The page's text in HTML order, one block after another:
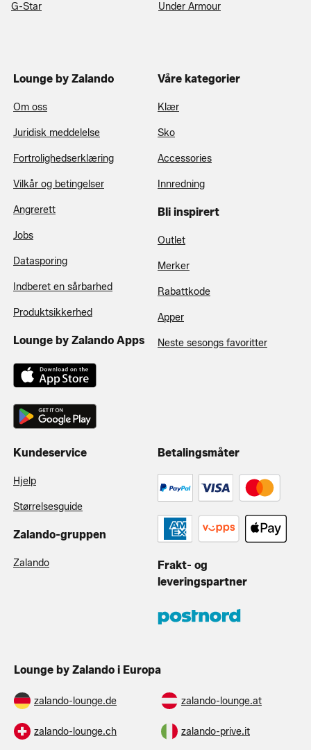
G-Star Under Armour
Lounge by Zalando
Om oss
Juridisk meddelelse
Fortrolighedserklæring
Vilkår og betingelser
Angrerett
Jobs
Datasporing
Indberet en sårbarhed
Produktsikkerhed
Lounge by Zalando Apps
Våre kategorier
Klær
Sko
Accessories
Innredning
Bli inspirert
Outlet
Merker
Rabattkode
Apper
Neste sesongs favoritter
Kundeservice
Hjelp
Størrelsesguide
Zalando-gruppen
Zalando
Betalingsmåter
Frakt- og
leveringspartner
Lounge by Zalando i Europa
zalando-lounge.de zalando-lounge.at
zalando-lounge.ch zalando-prive.it